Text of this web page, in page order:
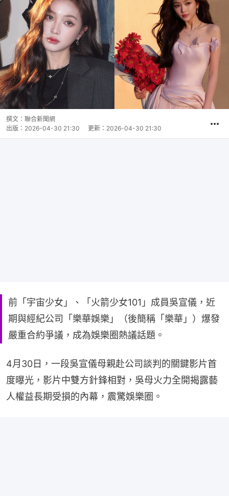
撰文： 聯合新聞網
出版： 2026-04-30 21:30 更新： 2026-04-30 21:30
前「宇宙少女」、「火箭少女101」成員吳宣儀，近
期與經紀公司「樂華娛樂」（後簡稱「樂華」）爆發
嚴重合約爭議，成為娛樂圈熱議話題。
4月30日，一段吳宣儀母親赴公司談判的關鍵影片首
度曝光，影片中雙方針鋒相對，吳母火力全開揭露藝
人權益長期受損的內幕，震驚娛樂圈。